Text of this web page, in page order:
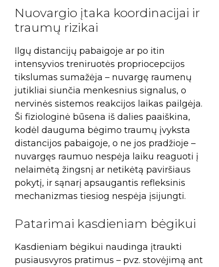
Nuovargio įtaka koordinacijai ir
traumų rizikai
Ilgų distancijų pabaigoje ar po itin
intensyvios treniruotės propriocepcijos
tikslumas sumažėja – nuvargę raumenų
jutikliai siunčia menkesnius signalus, o
nervinės sistemos reakcijos laikas pailgėja.
Ši fiziologinė būsena iš dalies paaiškina,
kodėl dauguma bėgimo traumų įvyksta
distancijos pabaigoje, o ne jos pradžioje –
nuvargęs raumuo nespėja laiku reaguoti į
nelaimėtą žingsnį ar netikėtą paviršiaus
pokytį, ir sąnarį apsaugantis refleksinis
mechanizmas tiesiog nespėja įsijungti.
Patarimai kasdieniam bėgikui
Kasdieniam bėgikui naudinga įtraukti
pusiausvyros pratimus – pvz. stovėjimą ant